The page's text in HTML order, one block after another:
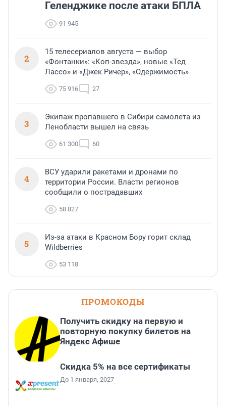
Геленджике после атаки БПЛА
91 945
2
15 телесериалов августа — выбор
«Фонтанки»: «Коп-звезда», новые «Тед
Лассо» и «Джек Ричер», «Одержимость»
75 916 27
3
Экипаж пропавшего в Сибири самолета из
Ленобласти вышел на связь
61 300 60
4
ВСУ ударили ракетами и дронами по
территории России. Власти регионов
сообщили о пострадавших
58 827
5
Из-за атаки в Красном Бору горит склад
Wildberries
53 118
ПРОМОКОДЫ
Получить скидку на первую и
повторную покупку билетов на
Яндекс Афише
Скидка 5% на все сертификаты
До 1 января, 2027